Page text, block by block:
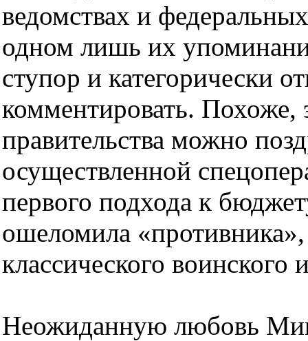
ведомствах и
одном лишь их
ступор и категорически
комментировать. Похоже,
правительства можно
осуществленной
первого подхода к
ошеломила
классического воинского
Неожиданную любовь